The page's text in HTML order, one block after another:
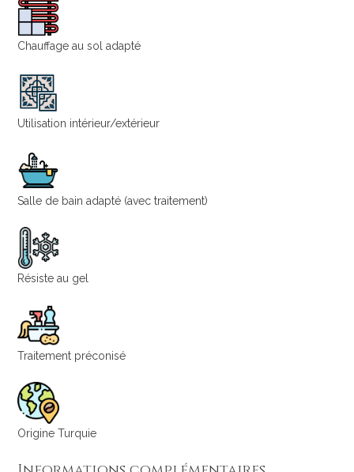
Chauffage au sol adapté
Utilisation intérieur/extérieur
Salle de bain adapté (avec traitement)
Résiste au gel
Traitement préconisé
Origine Turquie